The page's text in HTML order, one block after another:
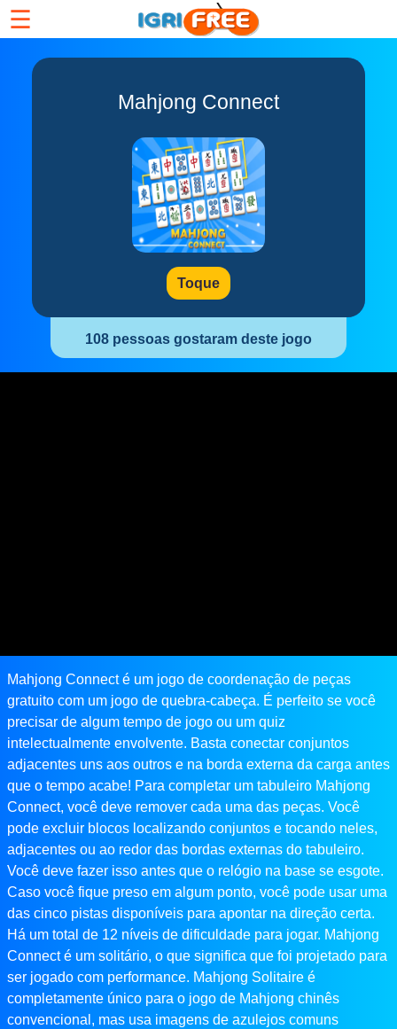
☰
Mahjong Connect
Toque
108 pessoas gostaram deste jogo
Mahjong Connect é um jogo de coordenação de peças
gratuito com um jogo de quebra-cabeça. É perfeito se você
precisar de algum tempo de jogo ou um quiz
intelectualmente envolvente. Basta conectar conjuntos
adjacentes uns aos outros e na borda externa da carga antes
que o tempo acabe! Para completar um tabuleiro Mahjong
Connect, você deve remover cada uma das peças. Você
pode excluir blocos localizando conjuntos e tocando neles,
adjacentes ou ao redor das bordas externas do tabuleiro.
Você deve fazer isso antes que o relógio na base se esgote.
Caso você fique preso em algum ponto, você pode usar uma
das cinco pistas disponíveis para apontar na direção certa.
Há um total de 12 níveis de dificuldade para jogar. Mahjong
Connect é um solitário, o que significa que foi projetado para
ser jogado com performance. Mahjong Solitaire é
completamente único para o jogo de Mahjong chinês
convencional, mas usa imagens de azulejos comuns